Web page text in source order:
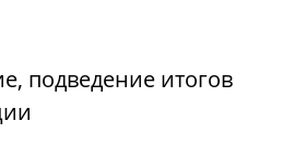
подведение итогов